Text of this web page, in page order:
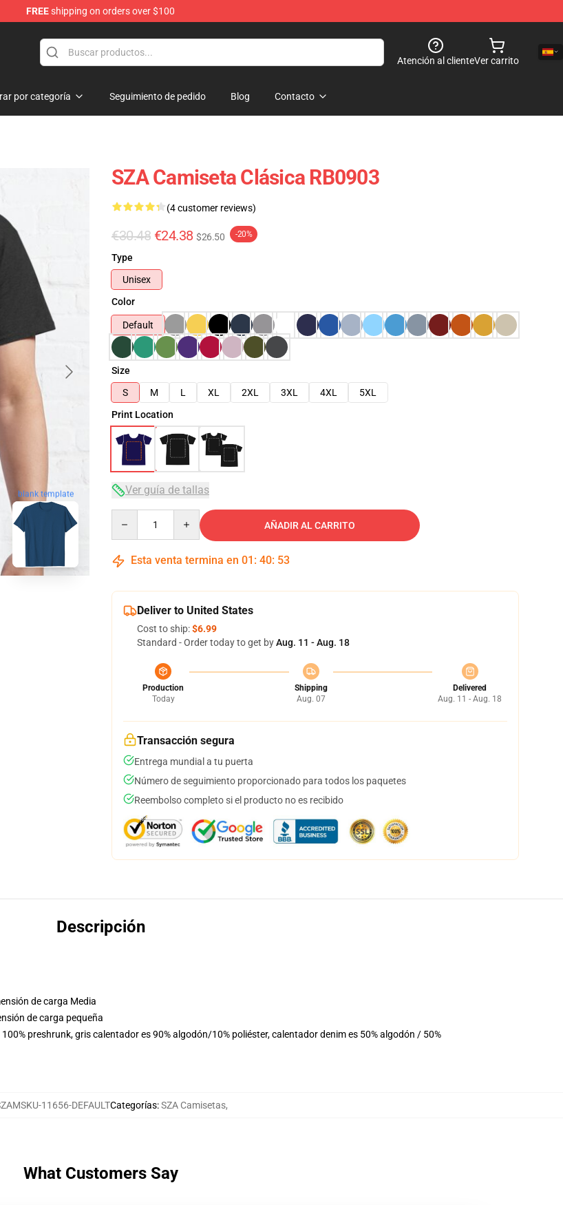
FREEshipping on orders over $100
Atención al clienteVer carrito
por categoría Seguimiento de pedido Blog Contacto
blank template
SZA Camiseta Clásica RB0903
(4 customer reviews)
€30.48 €24.38 $26.50 -20%
Type
Unisex
Color
Default
Size
S
M L XL 2XL 3XL 4XL
5XL
Print Location
Ver guía de tallas
AÑADIR AL CARRITO
Esta venta termina en 01 : 40: 52
Deliver to United States
Cost to ship:$6.99
Standard - Order today to get byAug. 11 - Aug. 18
Production
Today
Shipping
Aug. 07
Delivered
Aug. 11 - Aug. 18
Transacción segura
Entrega mundial a tu puerta
Número de seguimiento proporcionado para todos los paquetes
Reembolso completo si el producto no es recibido
Descripción
de carga Media
de carga pequeña
preshrunk, gris calentador es 90% algodón/10% poliéster, calentador denim es 50% algodón / 50%
11656-DEFAULTCategorías:SZA Camisetas,
What Customers Say